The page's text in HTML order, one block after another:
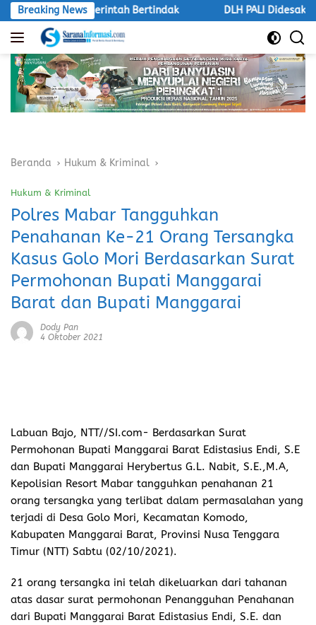
Langsung
ke
konten
Breaking News
Pemerintah Bertindak DLH PALI Didesak Bertindak,
Beranda Hukum & Kriminal
Hukum & Kriminal
Polres Mabar Tangguhkan
Penahanan Ke-21 Orang Tersangka
Kasus Golo Mori Berdasarkan Surat
Permohonan Bupati Manggarai
Barat dan Bupati Manggarai
Dody Pan
4 Oktober 2021
Labuan Bajo, NTT//SI.com- Berdasarkan Surat
Permohonan Bupati Manggarai Barat Edistasius Endi, S.E
dan Bupati Manggarai Herybertus G.L. Nabit, S.E.,M.A,
Kepolisian Resort Mabar tangguhkan penahanan 21
orang tersangka yang terlibat dalam permasalahan yang
terjadi di Desa Golo Mori, Kecamatan Komodo,
Kabupaten Manggarai Barat, Provinsi Nusa Tenggara
Timur (NTT) Sabtu (02/10/2021).
21 orang tersangka ini telah dikeluarkan dari tahanan
atas dasar surat permohonan Penangguhan Penahanan
dari Bupati Manggarai Barat Edistasius Endi, S.E. dan